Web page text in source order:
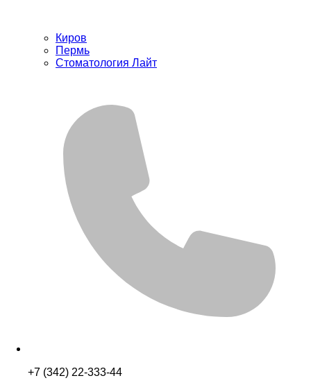
Киров
Пермь
Стоматология Лайт
+7 (342) 22-333-44